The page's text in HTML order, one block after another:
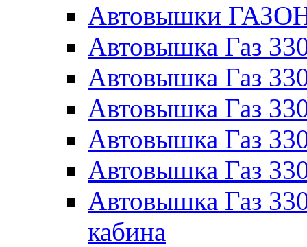
Автовышки
Автовышка Газ
Автовышка Газ
Автовышка Газ
Автовышка Газ
Автовышка Газ
Автовышка Газ
кабина